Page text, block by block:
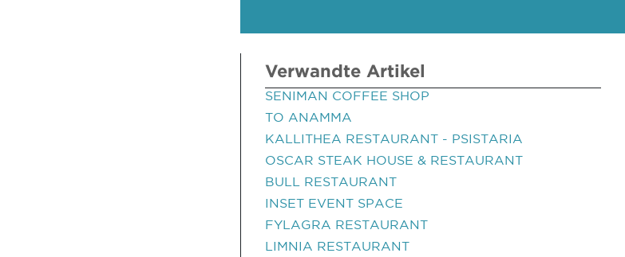
Verwandte Artikel
SENIMAN COFFEE SHOP
TO ANAMMA
KALLITHEA RESTAURANT - PSISTARIA
OSCAR STEAK HOUSE & RESTAURANT
BULL RESTAURANT
INSET EVENT SPACE
FYLAGRA RESTAURANT
LIMNIA RESTAURANT